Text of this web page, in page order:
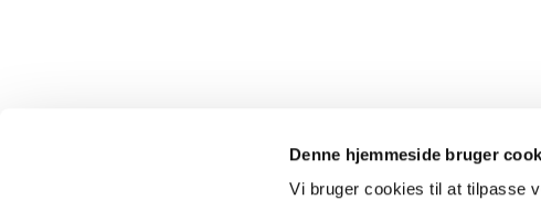
Denne hjemmeside bruger
Vi bruger cookies til at tilpasse